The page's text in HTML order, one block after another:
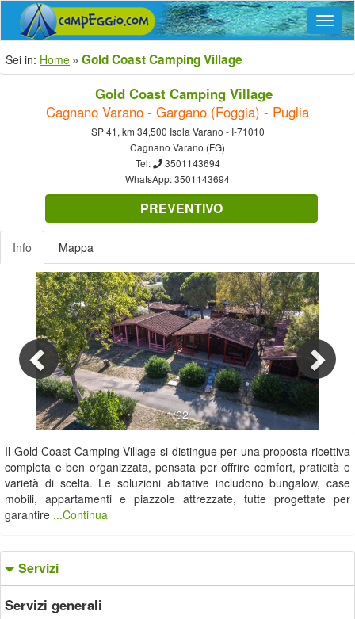
Sei in: Home Gold Coast Camping Village
Gold Coast Camping Village
Cagnano Varano - Gargano (Foggia) - Puglia
SP 41, km 34,500 Isola Varano - I-71010
Cagnano Varano (FG)
Tel:
3501143694
WhatsApp:3501143694
PREVENTIVO
Info Mappa
1/62
Previous
Il Gold Coast Camping Village si distingue per una proposta ricettiva
completa e ben organizzata, pensata per offrire comfort, praticità e
varietà di scelta. Le soluzioni abitative includono bungalow, case
mobili, appartamenti e piazzole attrezzate, tutte progettate per
garantire ...Continua
Servizi
Servizi generali